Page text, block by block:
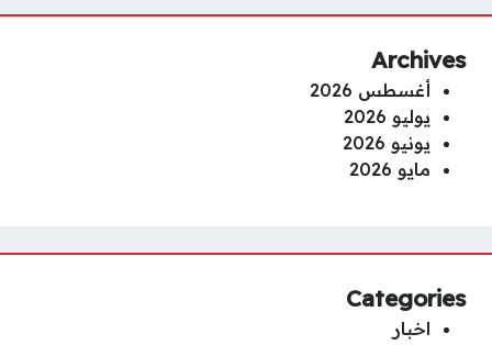
Archives
أغسطس 2026
يوليو 2026
يونيو 2026
مايو 2026
Categories
اخبار